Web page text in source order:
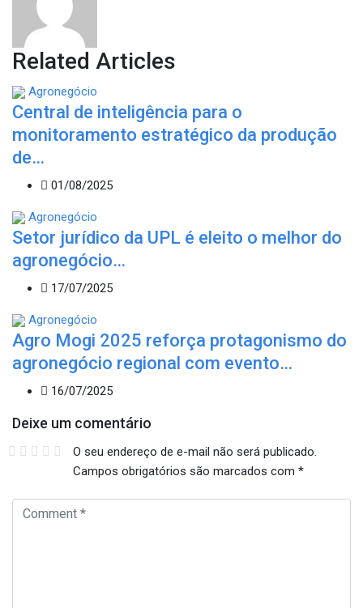
Related Articles
Agronegócio
Central de inteligência para o
monitoramento estratégico da produção
de…
01/08/2025
Agronegócio
Setor jurídico da UPL é eleito o melhor do
agronegócio…
17/07/2025
Agronegócio
Agro Mogi 2025 reforça protagonismo do
agronegócio regional com evento…
16/07/2025
Deixe um comentário
O seu endereço de e-mail não será publicado.
Campos obrigatórios são marcados com *